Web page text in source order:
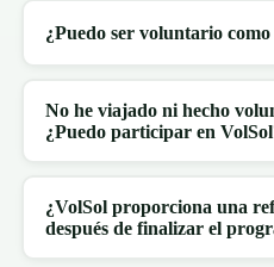
¿Puedo ser voluntario
No he viajado ni hecho
¿Puedo participar en
¿VolSol proporciona una
después de finalizar el